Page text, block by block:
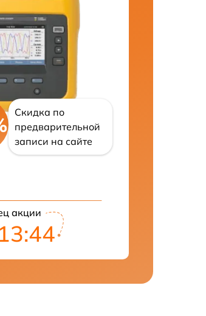
Скидка по
предварительной
записи на сайте
акции